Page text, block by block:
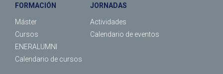
FORMACIÓN
Máster
Cursos
ENERALUMNI
Calendario de cursos
JORNADAS
Actividades
Calendario de eventos